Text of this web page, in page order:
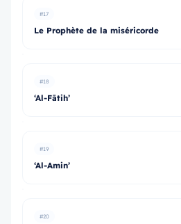
#17
Le Prophète de la miséricorde
#18
‘Al-Fātih’
#19
‘Al-Amin’
#20